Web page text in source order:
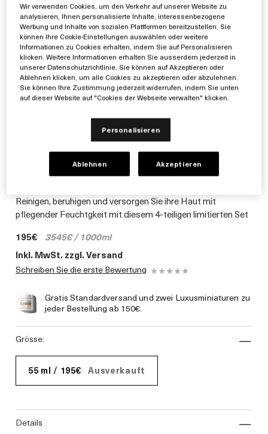
Reinigen, beruhigen und versorgen Sie ihre Haut mit
pflegender Feuchtgkeit mit diesem 4-teiligen limitierten Set
195€
3545€ / 1000ml
Inkl. MwSt. zzgl. Versand
Schreiben Sie die erste Bewertung
Gratis Standardversand und zwei Luxusminiaturen zu
jeder Bestellung ab 150€.
grösse:
55 ml / 195€ Ausverkauft
details
Wir verwenden Cookies, um den Verkehr auf unserer Website zu
analysieren, Ihnen personalisierte Inhalte, interessenbezogene
Werbung und Inhalte von sozialen Plattformen bereitzustellen. Sie
können Ihre Cookie-Einstellungen auswählen oder weitere
Informationen zu Cookies erhalten, indem Sie auf Personalisieren
klicken. Weitere Informationen erhalten Sie ausserdem jederzeit in
unserer Datenschutzrichtlinie. Sie können auf Akzeptieren oder
Ablehnen klicken, um alle Cookies zu akzeptieren oder abzulehnen.
Sie können Ihre Zustimmung jederzeit widerrufen, indem Sie unten
auf dieser Website auf "Cookies der Webseite verwalten" klicken.
Personalisieren
Ablehnen Akzeptieren